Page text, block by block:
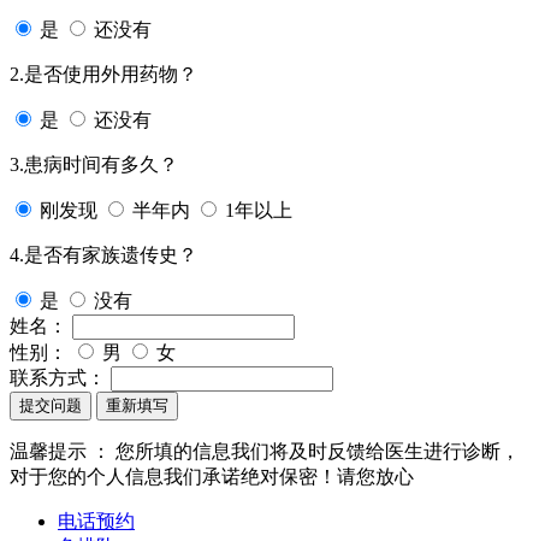
是 还没有
2.是否使用外用药物？
是 还没有
3.患病时间有多久？
刚发现 半年内 1年以上
4.是否有家族遗传史？
是
没有
姓名：
性别：
男
女
联系方式：
提交问题 重新填写
温馨提示 ： 您所填的信息我们将及时反馈给医生进行诊断，
对于您的个人信息我们承诺绝对保密！请您放心
电话预约